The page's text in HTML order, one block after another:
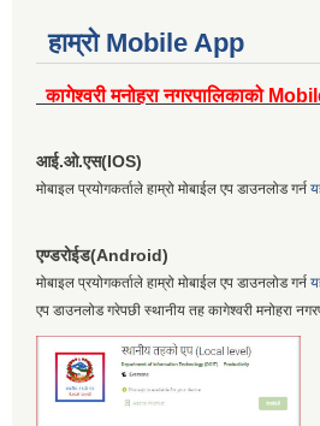
हाम्रो Mobile App
कागेश्वरी मनोहरा नगरपालिकाको
आई.ओ.एस(IOS)
मोबाइल प्रयोगकर्ताले हाम्रो मोबाईल एप डाउनलोड गर्न
एण्डरोईड(Android)
मोबाइल प्रयोगकर्ताले हाम्रो मोबाईल एप डाउनलोड गर्न
एप डाउनलोड गरेपछी स्थानीय तह कागेश्वरी मनोहरा